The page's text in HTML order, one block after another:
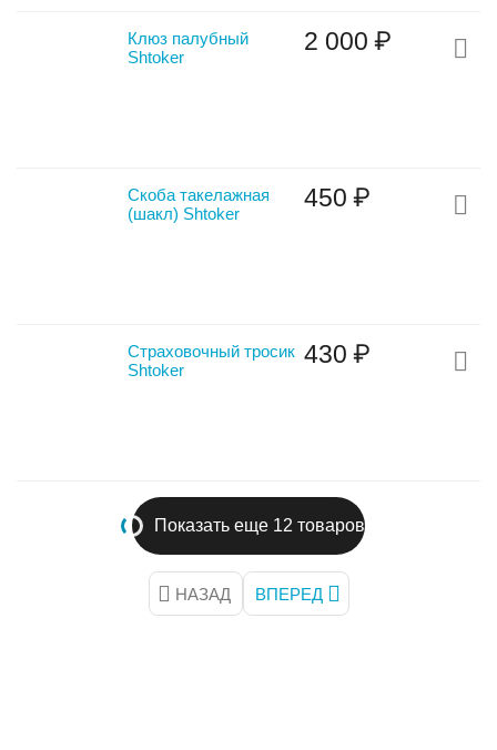
Клюз палубный
Shtoker
2 000 ₽
Скоба такелажная
(шакл) Shtoker
‍450‍ ₽
Страховочный тросик
Shtoker
‍430‍ ₽
Показать еще 12 товаров
НАЗАД ВПЕРЕД